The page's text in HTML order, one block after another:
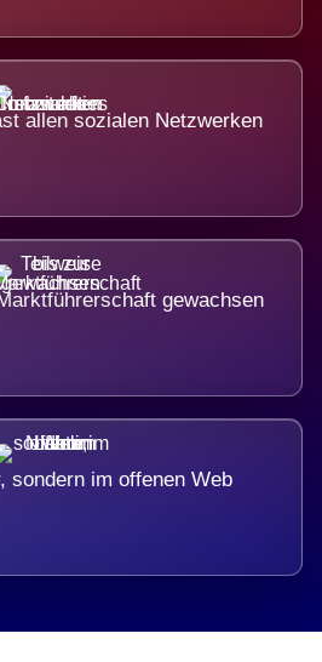
allen sozialen Netzwerken
gewachsen
sondern im offenen Web